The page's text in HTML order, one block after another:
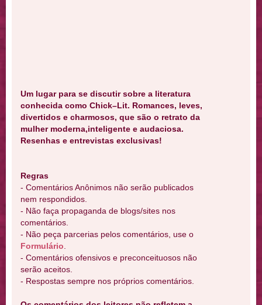
Um lugar para se discutir sobre a literatura
conhecida como Chick–Lit. Romances, leves,
divertidos e charmosos, que são o retrato da
mulher moderna,inteligente e audaciosa.
Resenhas e entrevistas exclusivas!
Regras
- Comentários Anônimos não serão publicados
nem respondidos.
- Não faça propaganda de blogs/sites nos
comentários.
- Não peça parcerias pelos comentários, use o
Formulário
- Comentários ofensivos e preconceituosos não
serão aceitos.
- Respostas sempre nos próprios comentários.